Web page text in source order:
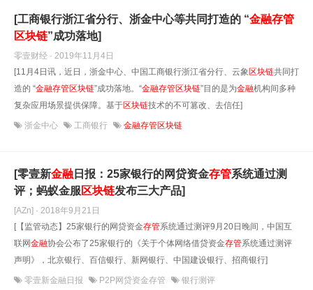
[工商银行浙江省分行、浙金中心等共同打造的 “金融存管
区块链”成功落地]
零壹财经 · 2019年11月4日
[11月4日讯，近日，浙金中心、中国工商银行浙江省分行、云象区块链共同打
造的 “金融存管区块链”成功落地。“金融存管区块链”目的是为金融机构间多种
复杂应用场景提供保障。基于区块链技术的不可篡改、去信任]
浙金中心 工商银行 金融存管区块链
[零壹新金融 日报：25家银行的网贷资金存管系统通过测
评；蚂蚁金服 区块链发布三大产品]
[AZn] · 2018年9月21日
[【监管动态】25家银行的网贷资金存管系统通过测评9月20日晚间，中国互
联网金融协会公布了25家银行的《关于个体网络借贷资金存管系统通过测评
声明》，北京银行、百信银行、新网银行、中国建设银行、招商银行]
零壹新金融日报 P2P网贷资金存管 银行测评